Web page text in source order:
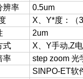
辨率
0.5um
X、Y*度：（
2um
式
X、Y手动,Z
率
step zoom 光
SINPO-ET软